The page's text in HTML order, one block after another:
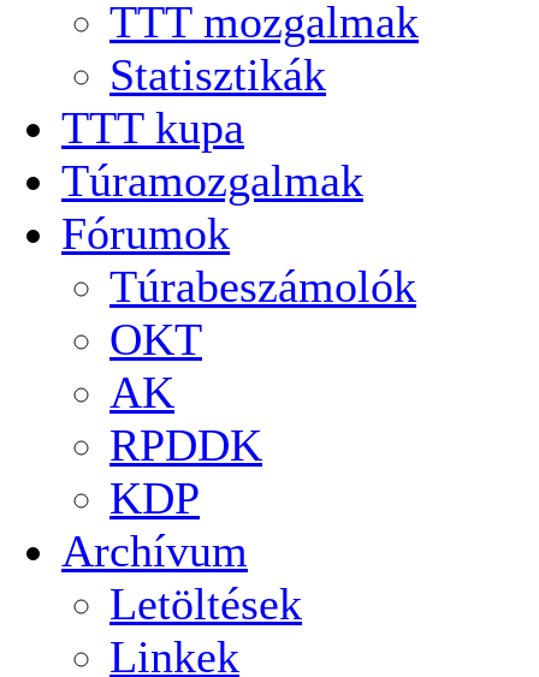
TTT mozgalmak
Statisztikák
TTT kupa
Túramozgalmak
Fórumok
Túrabeszámolók
OKT
AK
RPDDK
KDP
Archívum
Letöltések
Linkek